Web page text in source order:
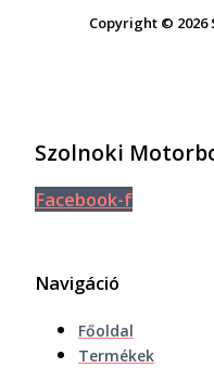
Copyright ©
Szolnoki
Facebook-f
Navigáció
Főoldal
Termékek